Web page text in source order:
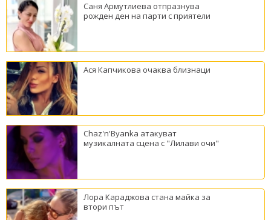
Саня Армутлиева отпразнува
рожден ден на парти с приятели
Ася Капчикова очаква близнаци
Chaz'n'Byanka атакуват
музикалната сцена с "Лилави очи"
Лора Караджова стана майка за
втори път